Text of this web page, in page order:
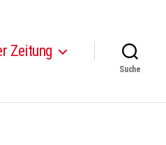
Zeitung
Suche